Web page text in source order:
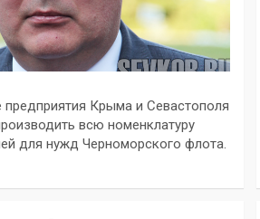
предприятия Крыма и Севастополя
всю номенклатуру
для нужд Черноморского флота.